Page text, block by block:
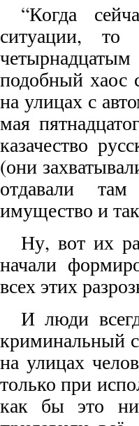
“Когда
ситуации, то
подобный
на улицах с
мая
казачество
(они
отдавали
имущество и
Ну, вот их
начали
всех этих
И люди
криминальный с
на улицах
только при
как бы это